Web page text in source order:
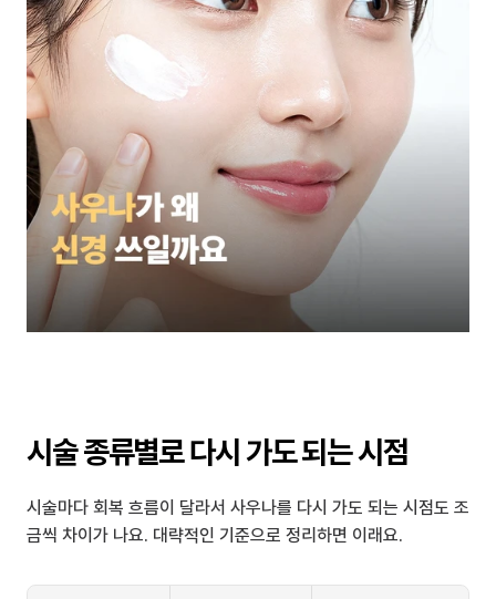
시술 종류별로 다시 가도 되는 시점
시술마다 회복 흐름이 달라서 사우나를 다시 가도 되는 시점도 조
금씩 차이가 나요. 대략적인 기준으로 정리하면 이래요.